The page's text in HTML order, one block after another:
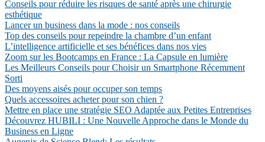
Conseils pour réduire les risques de santé après une chirurgie
esthétique
Lancer un business dans la mode : nos conseils
Top des conseils pour repeindre la chambre d’un enfant
L’intelligence artificielle et ses bénéfices dans nos vies
Zoom sur les Bootcamps en France : La Capsule en lumière
Les Meilleurs Conseils pour Choisir un Smartphone Récemment
Sorti
Des moyens aisés pour occuper son temps
Quels accessoires acheter pour son chien ?
Mettre en place une stratégie SEO Adaptée aux Petites Entreprises
Découvrez HUBILI : Une Nouvelle Approche dans le Monde du
Business en Ligne